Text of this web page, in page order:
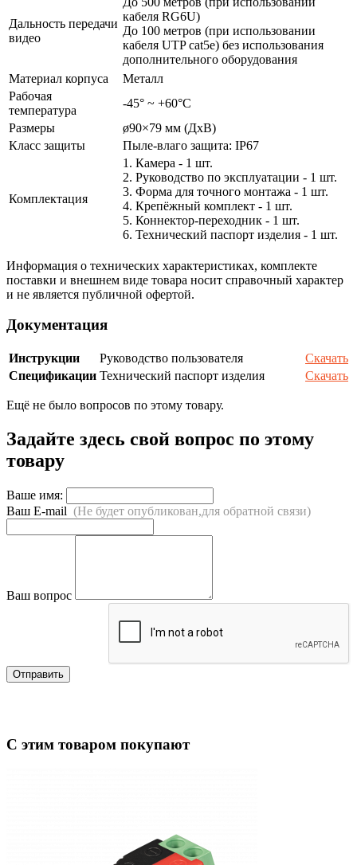
Дальность передачи
видео
кабеля RG6U)
До 100 метров (при использовании
кабеля UTP cat5e) без использования
дополнительного оборудования
Материал корпуса
Металл
Рабочая
температура
-45° ~ +60°С
Размеры
ø90×79 мм (ДхВ)
Класс защиты
Пыле-влаго защита: IP67
Комплектация
1. Камера - 1 шт.
2. Руководство по эксплуатации - 1 шт.
3. Форма для точного монтажа - 1 шт.
4. Крепёжный комплект - 1 шт.
5. Коннектор-переходник - 1 шт.
6. Технический паспорт изделия - 1 шт.
Информация о технических характеристиках, комплекте
поставки и внешнем виде товара носит справочный характер
и не является публичной офертой.
Документация
Инструкции Руководство пользователя
Скачать
Спецификации Технический паспорт изделия Скачать
Ещё не было вопросов по этому товару.
Задайте здесь свой вопрос по этому
товару
Ваше имя:
Ваш E-mail (Не будет опубликован,для обратной связи)
Ваш вопрос
Отправить
С этим товаром покупают